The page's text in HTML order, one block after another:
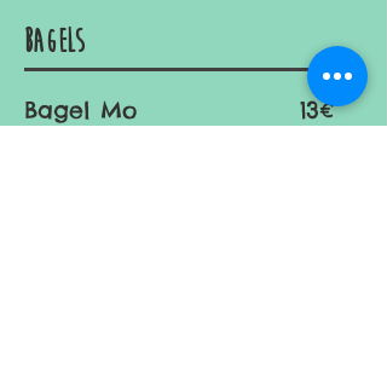
bagels
Bagel Mo 13€